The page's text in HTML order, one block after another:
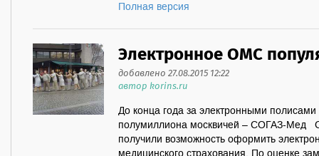
Полная версия
Электронное ОМС
добавлено 27.08.2015 12:22
автор korins.ru
До конца года за электронными
полумиллиона москвичей – СОГАЗ-Мед С
получили возможность оформить